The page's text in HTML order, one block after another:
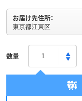
お届け先住所：
東京都江東区
数量